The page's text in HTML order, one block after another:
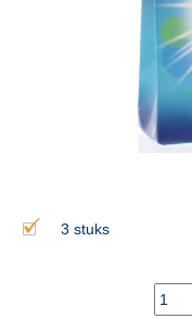
3 stuks